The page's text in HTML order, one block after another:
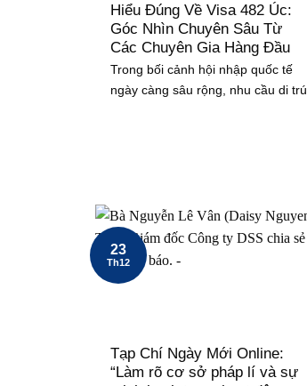
Hiểu Đúng Về Visa 482 Úc:
Góc Nhìn Chuyên Sâu Từ
Các Chuyên Gia Hàng Đầu
Trong bối cảnh hội nhập quốc tế
ngày càng sâu rộng, nhu cầu di trú
Tạp Chí Ngày Mới Online:
“Làm rõ cơ sở pháp lí và sự
23
Th12